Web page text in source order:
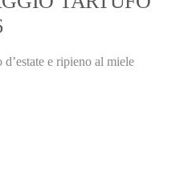
e ripieno al miele